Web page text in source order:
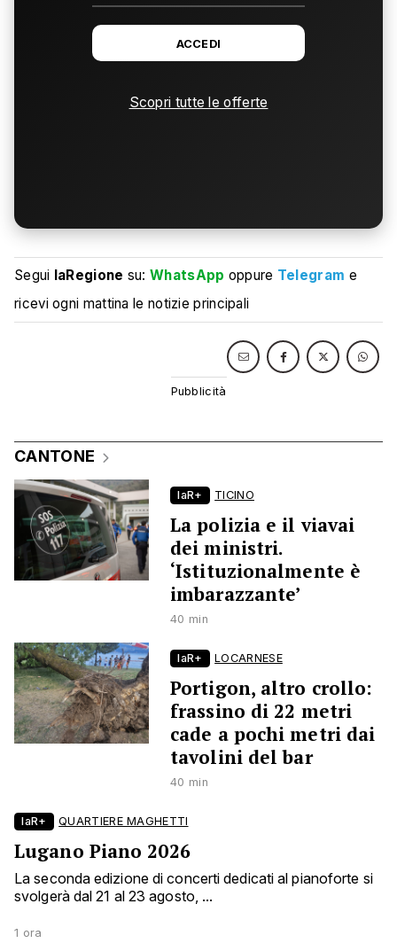
ACCEDI
Scopri tutte le offerte
Segui laRegione su:WhatsApp oppure Telegram e
ricevi ogni mattina le notizie principali
CANTONE
laR+ TICINO
La polizia e il viavai
dei ministri.
‘Istituzionalmente è
imbarazzante’
40 min
laR+ LOCARNESE
Portigon, altro crollo:
frassino di 22 metri
cade a pochi metri dai
tavolini del bar
40 min
laR+ QUARTIERE MAGHETTI
Lugano Piano 2026
La seconda edizione di concerti dedicati al pianoforte si
svolgerà dal 21 al 23 agosto, ...
1 ora